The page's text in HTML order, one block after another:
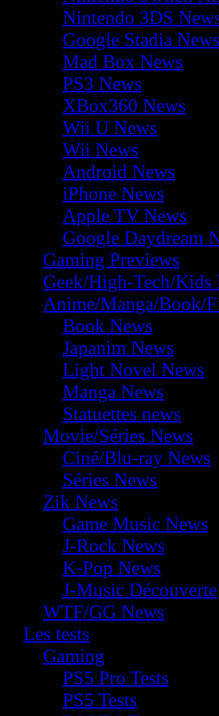
Nintendo 3DS
Google Stadia
Mad Box News
PS3 News
XBox360 News
Wii U News
Wii News
Android News
iPhone News
Apple TV News
Google Daydream
Gaming Previews
Geek/High-Tech/Kids
Anime/Manga/Book/
Book News
Japanim News
Light Novel News
Manga News
Statuettes news
Movie/Séries News
Ciné/Blu-ray News
Séries News
Zik News
Game Music News
J-Rock News
K-Pop News
J-Music Découverte
WTF/GG News
Les tests
Gaming
PS5 Pro Tests
PS5 Tests